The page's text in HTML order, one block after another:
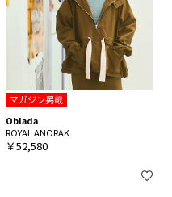
マガジン掲載
Oblada
ROYAL ANORAK
￥52,580